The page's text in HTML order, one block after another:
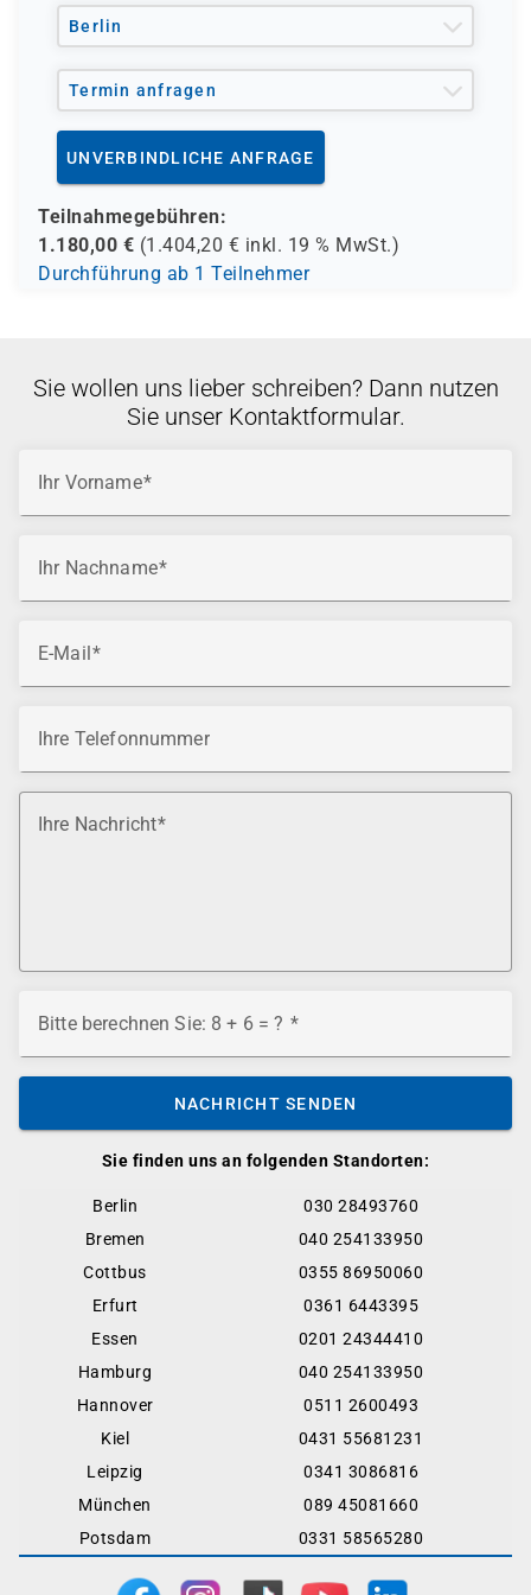
Berlin
Termin anfragen
UNVERBINDLICHE ANFRAGE
Teilnahmegebühren:
1.180,00 € (1.404,20 € inkl. 19 % MwSt.)
Durchführung ab 1 Teilnehmer
Sie finden uns an folgenden Standorten:
Berlin
030 28493760
Bremen
040 254133950
Cottbus
0355 86950060
Erfurt
0361 6443395
Essen
0201 24344410
Hamburg
040 254133950
Hannover
0511 2600493
Kiel
0431 55681231
Leipzig
0341 3086816
München
089 45081660
Potsdam
0331 58565280
Sie wollen uns lieber schreiben? Dann nutzen
Sie unser Kontaktformular.
Ihr Vorname
Ihr Nachname
E-Mail
Ihre Telefonnummer
Ihre Nachricht
Bitte berechnen Sie: 8 + 6 = ?
NACHRICHT SENDEN